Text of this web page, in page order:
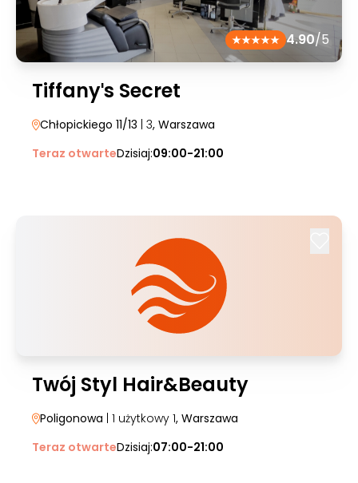
4.90/5
Tiffanyˈs Secret
Chłopickiego 11/13 | 3, Warszawa
Teraz otwarteDzisiaj:09:00-21:00
Twój Styl Hair&Beauty
Poligonowa | 1 użytkowy 1, Warszawa
Teraz otwarteDzisiaj:07:00-21:00